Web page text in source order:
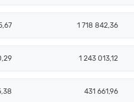
1 718 842,36
1 243 013,12
431 661,96